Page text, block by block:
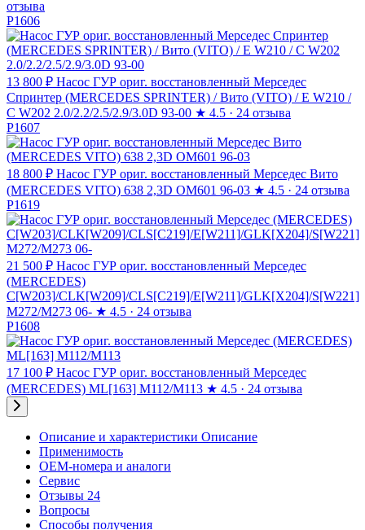
отзыва
P1606
13 800 ₽ Насос ГУР ориг. восстановленный Мерседес
Спринтер (MERCEDES SPRINTER) / Вито (VITO) / E W210 /
C W202 2.0/2.2/2.5/2.9/3.0D 93-00 ★ 4.5 · 24 отзыва
P1607
18 800 ₽ Насос ГУР ориг. восстановленный Мерседес Вито
(MERCEDES VITO) 638 2,3D OM601 96-03 ★ 4.5 · 24 отзыва
P1619
21 500 ₽ Насос ГУР ориг. восстановленный Мерседес
(MERCEDES)
C[W203]/CLK[W209]/CLS[C219]/E[W211]/GLK[X204]/S[W221]
M272/M273 06- ★ 4.5 · 24 отзыва
P1608
17 100 ₽ Насос ГУР ориг. восстановленный Мерседес
(MERCEDES) ML[163] M112/M113 ★ 4.5 · 24 отзыва
Описание и характеристики Описание
Применимость
OEM-номера и аналоги
Сервис
Отзывы 24
Вопросы
Способы получения